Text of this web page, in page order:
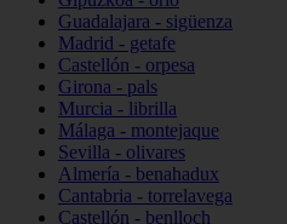
Guadalajara - sigüenza
Madrid - getafe
Castellón - orpesa
Girona - pals
Murcia - librilla
Málaga - montejaque
Sevilla - olivares
Almería - benahadux
Cantabria - torrelavega
Castellón - benlloch